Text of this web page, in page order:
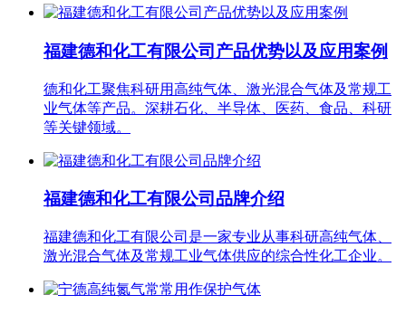
福建德和化工有限公司产品优势以及应用案例
德和化工聚焦科研用高纯气体、激光混合气体及常规工
业气体等产品。深耕石化、半导体、医药、食品、科研
等关键领域。
福建德和化工有限公司品牌介绍
福建德和化工有限公司是一家专业从事科研高纯气体、
激光混合气体及常规工业气体供应的综合性化工企业。